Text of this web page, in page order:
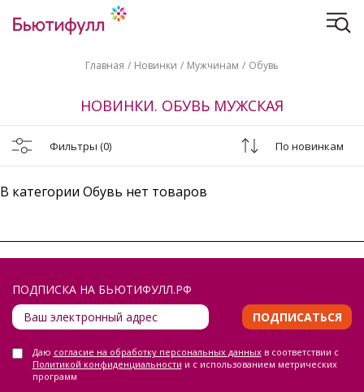
Главная Новинки Мужчинам Обувь
НОВИНКИ. ОБУВЬ МУЖСКАЯ
Фильтры (0) По новинкам
В категории Обувь нет товаров
ПОДПИСКА НА БЬЮТИФУЛЛ.РФ
ПОДПИСАТЬСЯ
Даю согласие на обработку персональных данныхв соответствии с
Политикой конфиденциальности и с использованием метрических
программ